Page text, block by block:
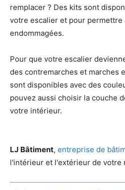
remplacer ? Des kits sont
votre escalier et pour permettre
endommagées.
Pour que votre escalier
des contremarches et marches
sont disponibles avec des
pouvez aussi choisir la couche
votre intérieur.
LJ Bâtiment, entreprise de
l'intérieur et l'extérieur de votre